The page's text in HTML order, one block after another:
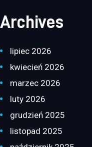
Archives
lipiec 2026
kwiecień 2026
marzec 2026
luty 2026
grudzień 2025
listopad 2025